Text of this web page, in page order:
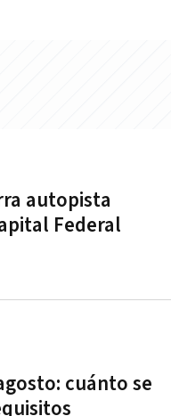
autopista
Federal
cuánto se